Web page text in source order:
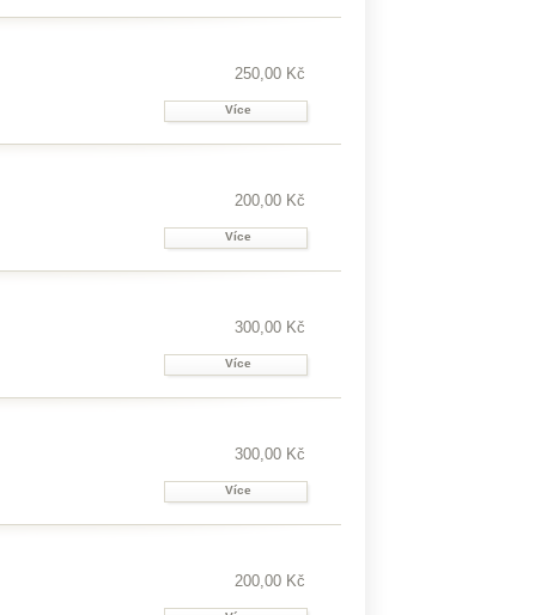
250,00 Kč
Více
200,00 Kč
Více
300,00 Kč
Více
300,00 Kč
Více
200,00 Kč